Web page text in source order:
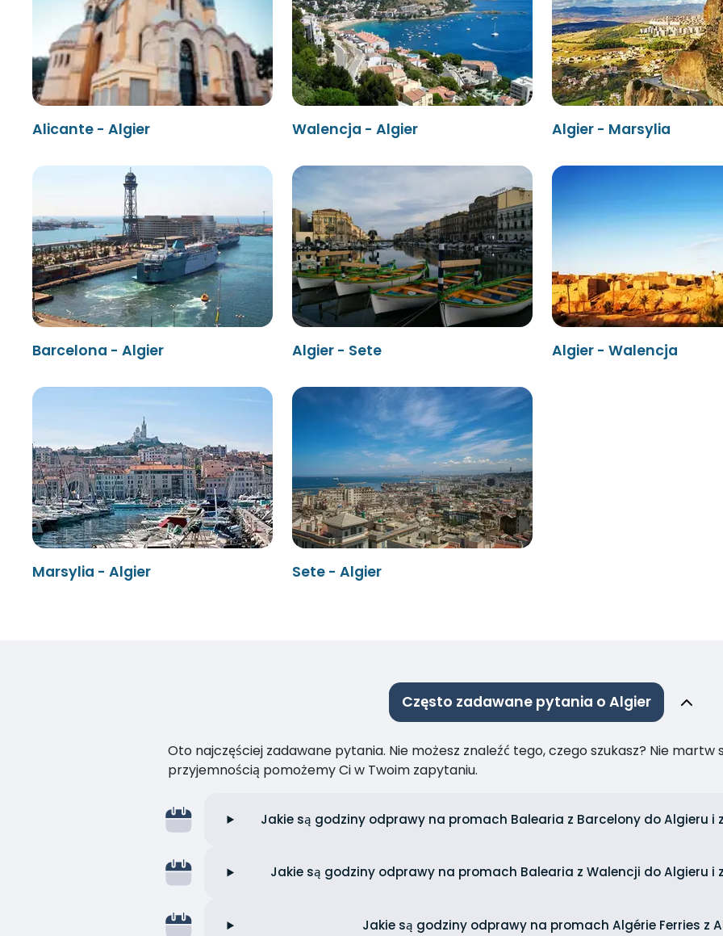
Alicante - Algier Walencja - Algier Algier - Marsylia
Barcelona - Algier Algier - Sete Algier - Walencja
Marsylia - Algier Sete - Algier
Często zadawane pytania o Algier
Oto najczęściej zadawane pytania. Nie możesz znaleźć tego, czego szukasz? Nie martw
przyjemnością pomożemy Ci w Twoim zapytaniu.
Jakie są godziny odprawy na promach Balearia z Barcelony do Algieru i
Jakie są godziny odprawy na promach Balearia z Walencji do Algieru i
Jakie są godziny odprawy na promach Algérie Ferries z